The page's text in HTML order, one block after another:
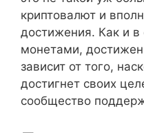
криптовалют и
достижения. Как и в
монетами,
зависит от того,
достигнет своих
сообщество